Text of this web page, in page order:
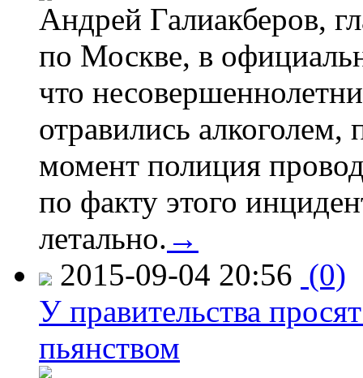
Андрей Галиакберов,
по Москве, в
что
отравились
момент полиция
по факту этого
летально. →
2015-09-04 20:56 (0)
У правительства
пьянством